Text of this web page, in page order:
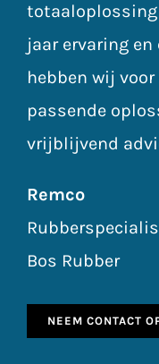
totaaloplossing
jaar ervaring
hebben wij
passende
vrijblijvend
Remco
Bos Rubber
NEEM CONTACT